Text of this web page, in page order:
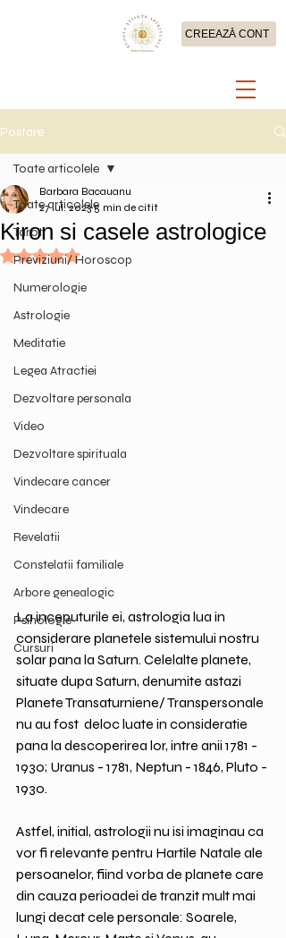
CREEAZĂ CONT
Postare
Toate articolele
Tarot
Previziuni/ Horoscop
Numerologie
Astrologie
Meditatie
Legea Atractiei
Dezvoltare personala
Video
Dezvoltare spirituala
Vindecare cancer
Vindecare
Revelatii
Constelatii familiale
Arbore genealogic
Psihologie
Cursuri
Toate articolele
Kiron si casele astrologice
Barbara Bacauanu
27 iul. 2023 5 min de citit
Evaluat(ă) cu NaN din 5 stele.
La inceputurile ei, astrologia lua in
considerare planetele sistemului nostru
solar pana la Saturn. Celelalte planete,
situate dupa Saturn, denumite astazi
Planete Transaturniene/ Transpersonale
nu au fost  deloc luate in consideratie
pana la descoperirea lor, intre anii 1781 -
1930; Uranus - 1781, Neptun - 1846, Pluto -
1930.
Astfel, initial, astrologii nu isi imaginau ca
vor fi relevante pentru Hartile Natale ale
persoanelor, fiind vorba de planete care
din cauza perioadei de tranzit mult mai
lungi decat cele personale: Soarele,